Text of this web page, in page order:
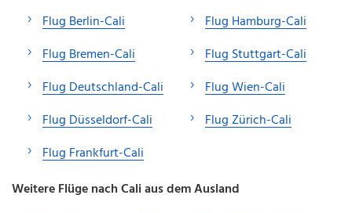
Flug Berlin-Cali
Flug Bremen-Cali
Flug Deutschland-Cali
Flug Düsseldorf-Cali
Flug Frankfurt-Cali
Flug Hamburg-Cali
Flug Stuttgart-Cali
Flug Wien-Cali
Flug Zürich-Cali
Weitere Flüge nach Cali aus dem Ausland